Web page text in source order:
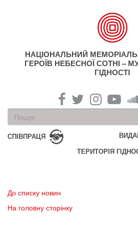
НАЦІОНАЛЬНИЙ
ГЕРОЇВ НЕБЕСНОЇ СОТНІ –
ГІДНОСТІ
Пошукова
форма
Пошук
СПІВПРАЦЯ
ТЕРИТОРІЯ
До списку новин
На головну сторінку